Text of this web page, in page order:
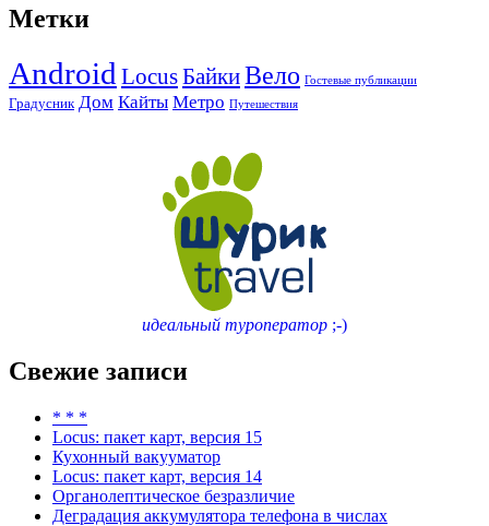
Метки
Android LocusБайкиВело Гостевые публикации
Градусник Дом Кайты Метро Путешествия
идеальный туроператор ;-)
Свежие записи
* * *
Locus: пакет карт, версия 15
Кухонный вакууматор
Locus: пакет карт, версия 14
Органолептическое безразличие
Деградация аккумулятора телефона в числах